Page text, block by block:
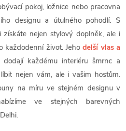
pokoj, ložnice nebo pracovna
designu a útulného pohodlí. S
získáte nejen stylový doplněk, ale i
každodenní život. Jehodelší vlas a
dodají každému interiéru šmrnc a
nejen vám, ale i vašim hostům.
na míru ve stejném designu v
ve stejných barevných